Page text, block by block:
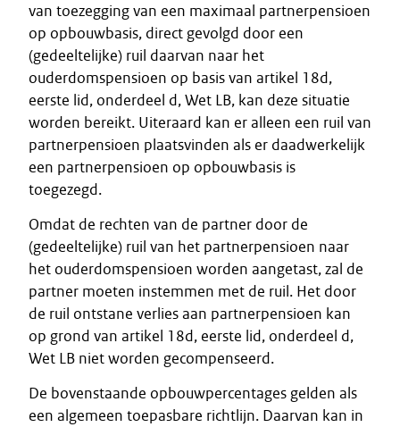
van toezegging van een maximaal partnerpensioen
op opbouwbasis, direct gevolgd door een
(gedeeltelijke) ruil daarvan naar het
ouderdomspensioen op basis van artikel 18d,
eerste lid, onderdeel d, Wet LB, kan deze situatie
worden bereikt. Uiteraard kan er alleen een ruil van
partnerpensioen plaatsvinden als er daadwerkelijk
een partnerpensioen op opbouwbasis is
toegezegd.
Omdat de rechten van de partner door de
(gedeeltelijke) ruil van het partnerpensioen naar
het ouderdomspensioen worden aangetast, zal de
partner moeten instemmen met de ruil. Het door
de ruil ontstane verlies aan partnerpensioen kan
op grond van artikel 18d, eerste lid, onderdeel d,
Wet LB niet worden gecompenseerd.
De bovenstaande opbouwpercentages gelden als
een algemeen toepasbare richtlijn. Daarvan kan in